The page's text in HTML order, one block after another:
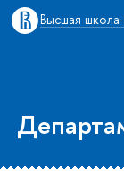
Высшая